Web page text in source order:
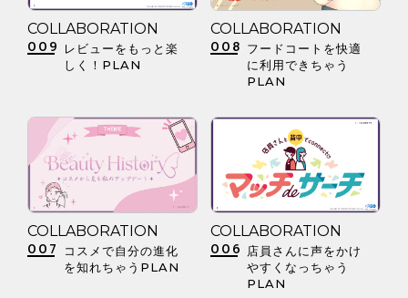
COLLABORATION
009
レビューをもっと楽
しく！PLAN
COLLABORATION
008 フードコートを快適
に利用できちゃう
PLAN
COLLABORATION
007
コスメで自分の進化
を知れちゃうPLAN
COLLABORATION
006
店員さんに声をかけ
やすくなっちゃう
PLAN